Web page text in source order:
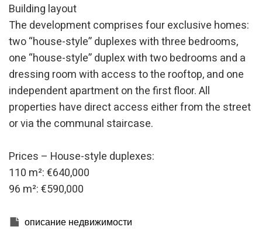
Building layout
The development comprises four exclusive homes:
two “house-style” duplexes with three bedrooms,
one “house-style” duplex with two bedrooms and a
dressing room with access to the rooftop, and one
independent apartment on the first floor. All
properties have direct access either from the street
or via the communal staircase.
Prices – House-style duplexes:
110 m²: €640,000
96 m²: €590,000
описание недвижимости
пользователей с целью внесения улучшений на основе
анализа данных об использовании, сделанных
пользователями службы. Они позволяют нам сохранять
информацию о предпочтениях пользователя, чтобы
улучшить качество наших услуг и предложить лучший
опыт с помощью рекомендуемых продуктов.
Маркетинг и реклама
Эти файлы cookie используются для хранения
информации о предпочтениях и личном выборе
пользователя путем постоянного наблюдения за его
рекламу, связанную с профилем просмотра
пользователя.